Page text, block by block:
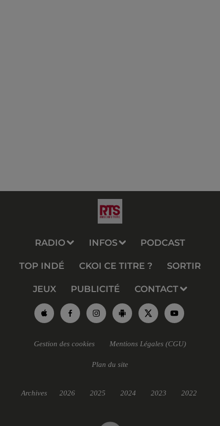
RADIO INFOS PODCAST
TOP INDÉ CKOI CE TITRE ? SORTIR
JEUX PUBLICITÉ CONTACT
Gestion des cookies Mentions Légales (CGU)
Plan du site
Archives 2026 2025 2024 2023 2022